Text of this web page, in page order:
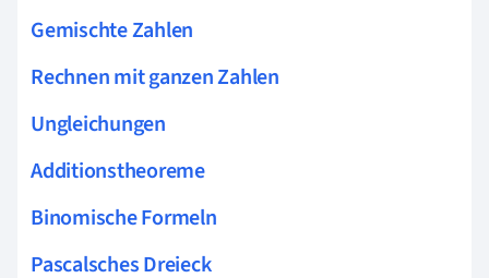
Gemischte Zahlen
Rechnen mit ganzen Zahlen
Ungleichungen
Additionstheoreme
Binomische Formeln
Pascalsches Dreieck